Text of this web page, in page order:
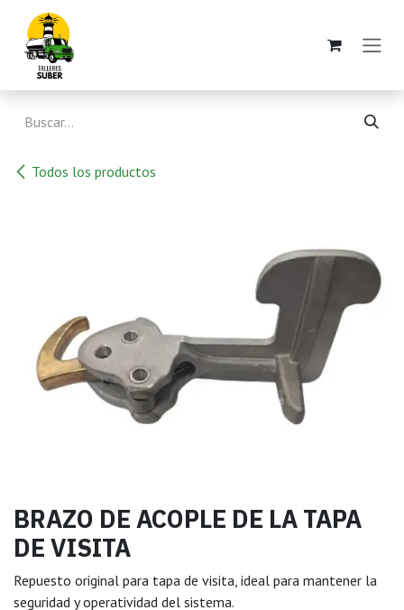
Ir al contenido
Todos los productos
BRAZO DE ACOPLE DE LA TAPA
DE VISITA
Repuesto original para tapa de visita, ideal para mantener la
seguridad y operatividad del sistema.